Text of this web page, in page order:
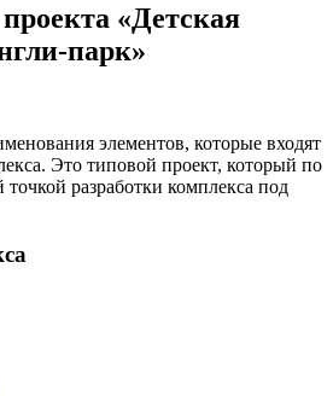
«Детская
парк»
элементов, которые входят
Это типовой проект, который по
точкой разработки комплекса под